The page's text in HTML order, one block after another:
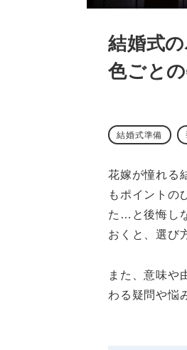
結婚式
色ごと
結婚式準備
花嫁が憧れる
もポイントの
た…と後悔し
おくと、選び
また、意味や
わる疑問や悩